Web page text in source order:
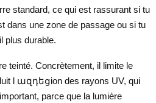
standard, ce qui est rassurant si tu
dans une zone de passage ou si tu
plus durable.
teinté. Concrètement, il limite le
l ազդեցion des rayons UV, qui
parce que la lumière